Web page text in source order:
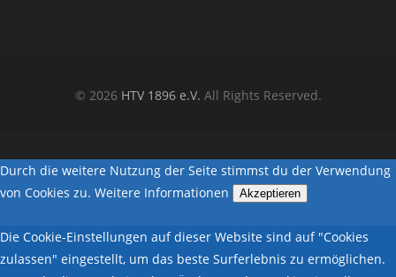
© 2026 HTV 1896 e.V. All Rights Reserved.
Durch die weitere Nutzung der Seite stimmst du der Verwendung
von Cookies zu. Weitere Informationen Akzeptieren
Die Cookie-Einstellungen auf dieser Website sind auf "Cookies
zulassen" eingestellt, um das beste Surferlebnis zu ermöglichen.